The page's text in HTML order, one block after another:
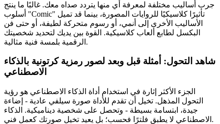
جرب أساليب مختلفة لمعرفة أي منها يتردد صداه معك. غالبًا ما ينتج
أسلوب "Comic" تأثيرًا كلاسيكيًا للروايات المصورة، بينما قد تميل
الأساليب الأخرى إلى أنمي، أو رسوم متحركة لطيفة، أو حتى فن
البكسل لطابع ألعاب كلاسيكية. القوة بين يديك لتحديد شخصيتك
الرقمية بلمسة فنية مثالية.
شاهد التحول: أمثلة قبل وبعد لصور رمزية كرتونية بالذكاء
الاصطناعي
الجزء الأكثر إثارة في استخدام أداة الذكاء الاصطناعي هو رؤية
التحول المذهل. تخيل أن تقدم للأداة صورة سيلفي عادية - إضاءة
جيدة، ابتسامة بسيطة - وتحصل على شخصية ديناميكية. الذكاء
الاصطناعي لا يطبق فلترًا فحسب؛ بل يعيد تخيل صورتك كعمل فني.